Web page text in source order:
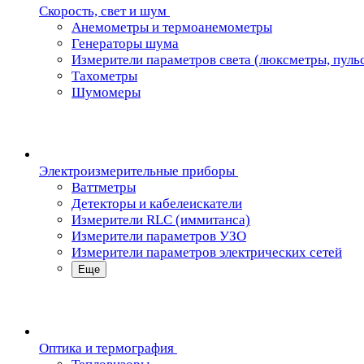
Скорость, свет и шум
Анемометры и термоанемометры
Генераторы шума
Измерители параметров света (люксметры,
Тахометры
Шумомеры
Электроизмерительные приборы
Ваттметры
Детекторы и кабелеискатели
Измерители RLC (иммитанса)
Измерители параметров УЗО
Измерители параметров электрических сетей
Еще
Oптика и термография